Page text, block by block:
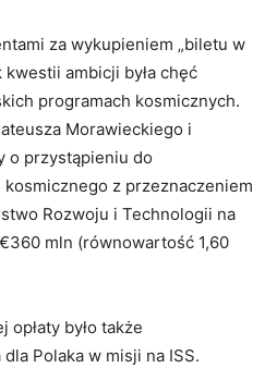
za wykupieniem „biletu w
kwestii ambicji była chęć
programach kosmicznych.
Morawieckiego i
o przystąpieniu do
z przeznaczeniem
Rozwoju i Technologii na
mln (równowartość 1,60
było także
Polaka w misji na ISS.